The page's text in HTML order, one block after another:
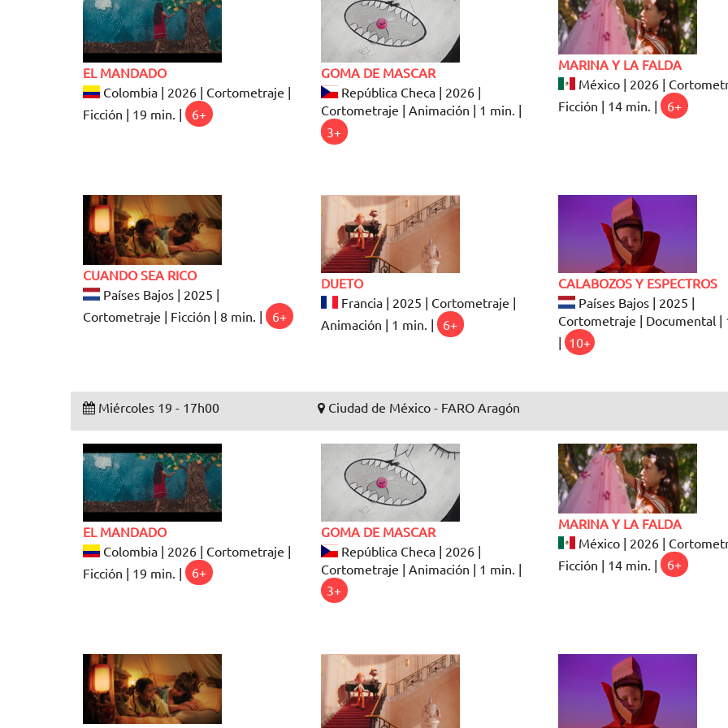
EL MANDADO
Colombia | 2026 | Cortometraje |
Ficción | 19 min. |
6+
GOMA DE MASCAR
República Checa | 2026 |
Cortometraje | Animación | 1 min. |
3+
MARINA Y LA FALDA
México | 2026 |
Ficción | 14 min. |
6+
CUANDO SEA RICO
Países Bajos | 2025 |
Cortometraje | Ficción | 8 min. |
6+
DUETO
Francia | 2025 | Cortometraje |
Animación | 1 min. |
6+
CALABOZOS Y ESPECTROS
Países Bajos | 2025 |
Cortometraje | Documental |
| 10+
Miércoles 19 - 17h00 Ciudad de México - FARO Aragón
EL MANDADO
Colombia | 2026 | Cortometraje |
Ficción | 19 min. |
6+
GOMA DE MASCAR
República Checa | 2026 |
Cortometraje | Animación | 1 min. |
3+
MARINA Y LA FALDA
México | 2026 |
Ficción | 14 min. |
6+